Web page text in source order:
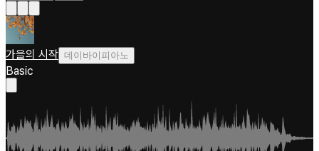
가을의 시작 데이바이피아노
Basic